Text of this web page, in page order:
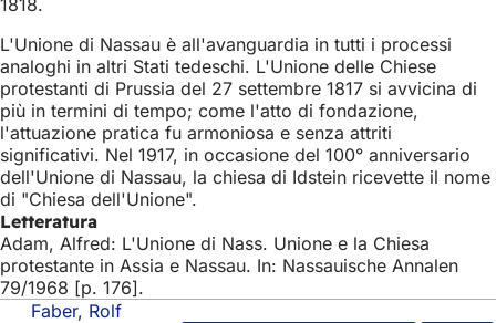
L'Unione di Nassau è all'avanguardia in tutti i processi
analoghi in altri Stati tedeschi. L'Unione delle Chiese
protestanti di Prussia del 27 settembre 1817 si avvicina di
più in termini di tempo; come l'atto di fondazione,
l'attuazione pratica fu armoniosa e senza attriti
significativi. Nel 1917, in occasione del 100° anniversario
dell'Unione di Nassau, la chiesa di Idstein ricevette il nome
di "Chiesa dell'Unione".
Letteratura
Adam, Alfred: L'Unione di Nass. Unione e la Chiesa
protestante in Assia e Nassau. In: Nassauische Annalen
79/1968 [p. 176].
Faber, Rolf